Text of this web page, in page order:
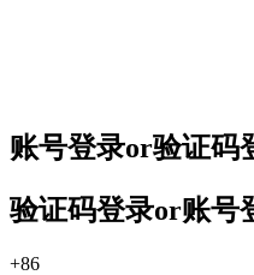
账号登录or验证码
验证码登录or账号
+86